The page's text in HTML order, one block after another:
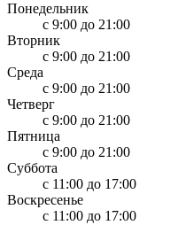
Понедельник
с 9:00 до 21:00
Вторник
с 9:00 до 21:00
Среда
с 9:00 до 21:00
Четверг
с 9:00 до 21:00
Пятница
с 9:00 до 21:00
Суббота
с 11:00 до 17:00
Воскресенье
с 11:00 до 17:00